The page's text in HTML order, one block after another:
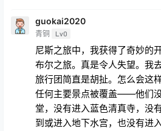
guokai2020
青铜 Lv0
尼斯之旅中，我获得了奇妙的
布尔之旅。真是令人失望。我
旅行团简直是胡扯。怎么会这
任何主要景点被覆盖——他们
堂，没有进入蓝色清真寺，没
到或进入地下水宫，也没有进